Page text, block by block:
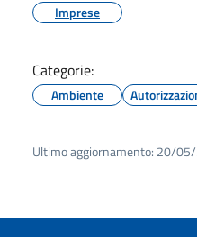
Imprese
Categorie:
Ambiente
Ultimo aggiornamento: 20/05/